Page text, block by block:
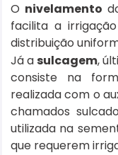
O nivelamento
facilita a
distribuição
Já a sulcagem,
consiste na
realizada com o
chamados
utilizada na
que requerem